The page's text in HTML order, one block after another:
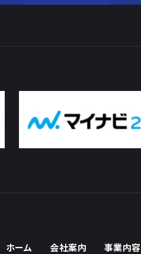
ホーム 会社案内 事業内容